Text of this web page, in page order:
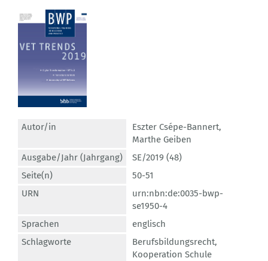
Autor/in Eszter Csépe-Bannert,
Marthe Geiben
Ausgabe/Jahr (Jahrgang)
SE/2019 (48)
Seite(n)
50-51
URN
urn:nbn:de:0035-bwp-
se1950-4
Sprachen
englisch
Schlagworte
Berufsbildungsrecht,
Kooperation Schule